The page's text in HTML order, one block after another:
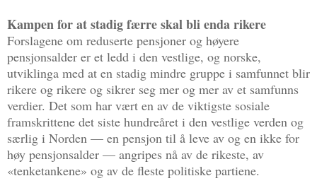
Kampen for at stadig færre skal bli enda rikere
Forslagene om reduserte pensjoner og høyere
pensjonsalder er et ledd i den vestlige, og norske,
utviklinga med at en stadig mindre gruppe i samfunnet blir
rikere og rikere og sikrer seg mer og mer av et samfunns
verdier. Det som har vært en av de viktigste sosiale
framskrittene det siste hundreåret i den vestlige verden og
særlig i Norden — en pensjon til å leve av og en ikke for
høy pensjonsalder — angripes nå av de rikeste, av
«tenketankene» og av de fleste politiske partiene.